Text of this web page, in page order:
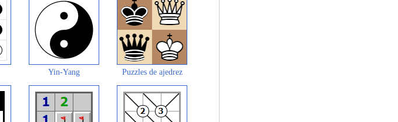
Yin-Yang Puzzles de ajedrez